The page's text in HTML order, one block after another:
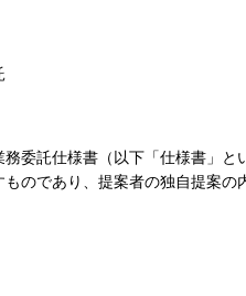
託仕様書（以下「仕様書」と
のであり、提案者の独自提案の